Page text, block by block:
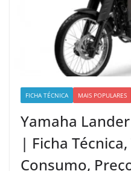
FICHA TÉCNICA MAIS POPULARES
Yamaha
| Ficha
Consumo,